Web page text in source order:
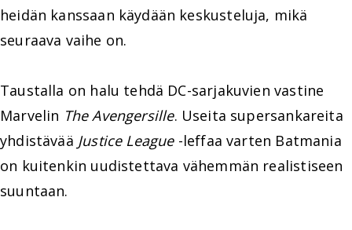
heidän kanssaan käydään keskusteluja, mikä
seuraava vaihe on.
Taustalla on halu tehdä DC-sarjakuvien vastine
Marvelin The Avengersille. Useita supersankareita
yhdistävää Justice League-leffaa varten Batmania
on kuitenkin uudistettava vähemmän realistiseen
suuntaan.